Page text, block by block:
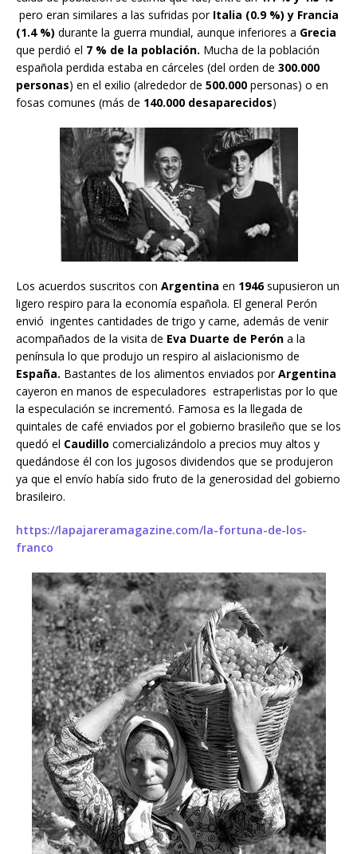
pero eran similares a las sufridas por Italia (0.9 %) y Francia
(1.4 %) durante la guerra mundial, aunque inferiores a Grecia
que perdió el 7 % de la población. Mucha de la población
española perdida estaba en cárceles (del orden de 300.000
personas) en el exilio (alrededor de 500.000 personas) o en
fosas comunes (más de 140.000 desaparecidos)
Los acuerdos suscritos con Argentina en 1946supusieron un
ligero respiro para la economía española. El general Perón
envió ingentes cantidades de trigo y carne, además de venir
acompañados de la visita de Eva Duarte de Perón a la
península lo que produjo un respiro al aislacionismo de
España. Bastantes de los alimentos enviados porArgentina
cayeron en manos de especuladores estraperlistas por lo que
la especulación se incrementó. Famosa es la llegada de
quintales de café enviados por el gobierno brasileño que se los
quedó el Caudillo comercializándolo a precios muy altos y
quedándose él con los jugosos dividendos que se produjeron
ya que el envío había sido fruto de la generosidad del gobierno
brasileiro.
https://lapajareramagazine.com/la-fortuna-de-los-
franco